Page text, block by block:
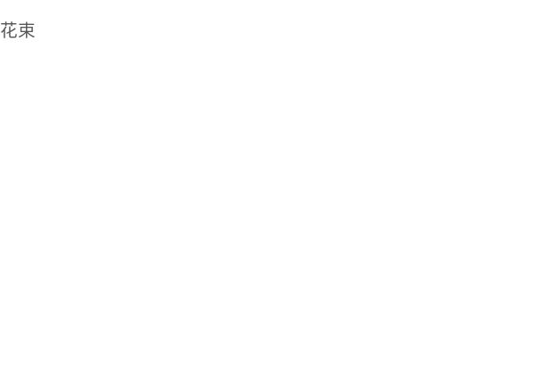
花束